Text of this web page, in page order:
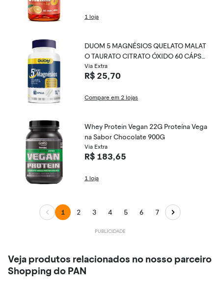
1 loja
DUOM 5 MAGNÉSIOS QUELATO MALAT
O TAURATO CITRATO ÓXIDO 60 CÁPSU
LAS - DUOM
Via Extra
R$ 25,70
Compare em 2 lojas
Whey Protein Vegan 22G Proteína Vega
na Sabor Chocolate 900G
Via Extra
R$ 183,65
1 loja
1 2 3 4 5 6 7
Veja produtos relacionados no nosso parceiro
Shopping do PAN